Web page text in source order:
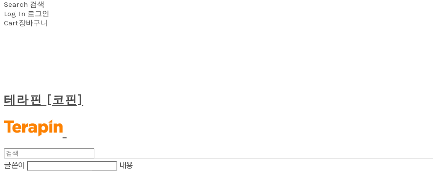
Search 검색
Log In 로그인
Cart장바구니
테라핀 [코핀]
글쓴이 내용